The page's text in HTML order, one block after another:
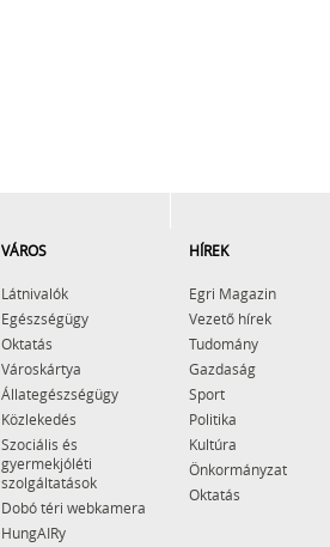
VÁROS
Látnivalók
Egészségügy
Oktatás
Városkártya
Állategészségügy
Közlekedés
Szociális és
gyermekjóléti
szolgáltatások
Dobó téri webkamera
HungAIRy
HÍREK
Egri Magazin
Vezető hírek
Tudomány
Gazdaság
Sport
Politika
Kultúra
Önkormányzat
Oktatás